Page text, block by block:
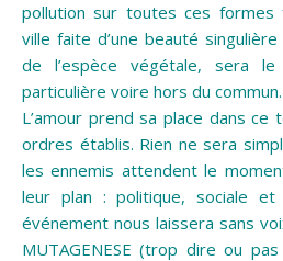
pollution sur toutes ces formes
ville faite d’une beauté
de l’espèce végétale, sera
particulière voire hors du commun.
L’amour prend sa place dans ce
ordres établis. Rien ne sera
les ennemis attendent le
leur plan : politique, sociale et
événement nous laissera sans
MUTAGENESE (trop dire ou